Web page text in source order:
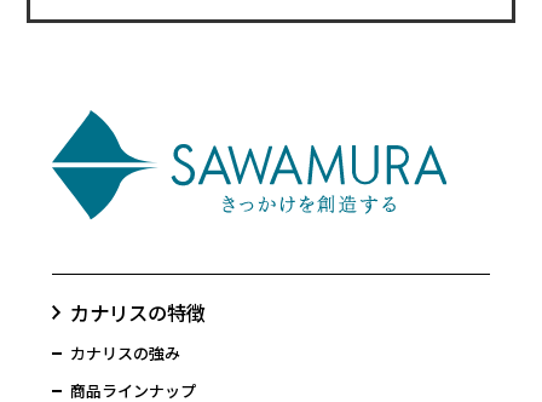
カナリスの特徴
カナリスの強み
商品ラインナップ